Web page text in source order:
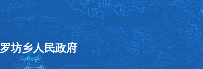
罗坊乡人民政府